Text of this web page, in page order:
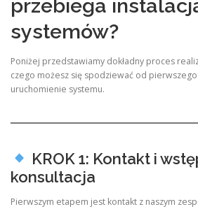
przebiega
systemów?
Poniżej przedstawiamy dokładny proces
czego możesz się spodziewać od
uruchomienie systemu.
KROK 1: Kontakt i
konsultacja
Pierwszym etapem jest kontakt z naszym